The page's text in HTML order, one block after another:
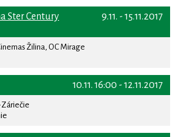
9.11. - 15.11.2017
Ster Century
Žilina, OC Mirage
10.11. 16:00 - 12.11.2017
Záriečie